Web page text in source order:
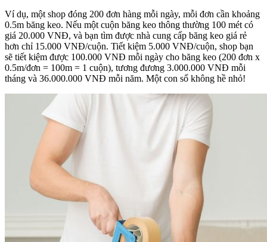
Ví dụ, một shop đóng 200 đơn hàng mỗi ngày, mỗi đơn cần khoảng
0.5m băng keo. Nếu một cuộn băng keo thông thường 100 mét có
giá 20.000 VNĐ, và bạn tìm được nhà cung cấp băng keo giá rẻ
hơn chỉ 15.000 VNĐ/cuộn. Tiết kiệm 5.000 VNĐ/cuộn, shop bạn
sẽ tiết kiệm được 100.000 VNĐ mỗi ngày cho băng keo (200 đơn x
0.5m/đơn = 100m = 1 cuộn), tương đương 3.000.000 VNĐ mỗi
tháng và 36.000.000 VNĐ mỗi năm. Một con số không hề nhỏ!